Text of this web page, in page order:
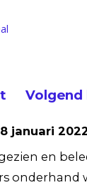
januari
en
onderhand